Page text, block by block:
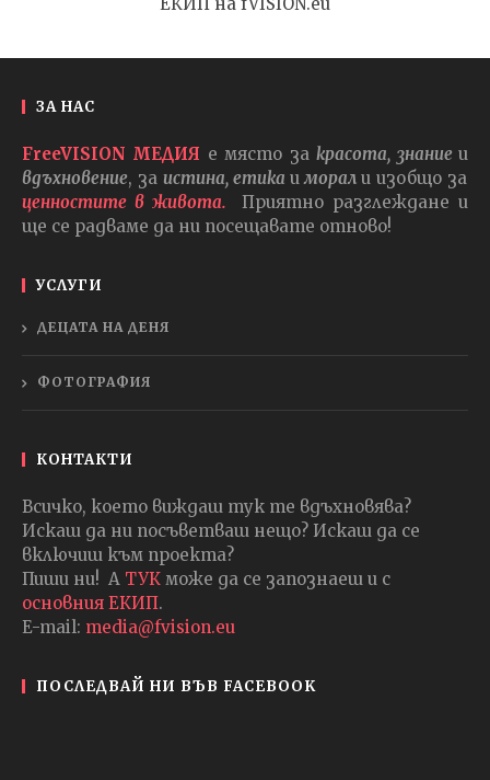
ЗА НАС
FreeVISION МЕДИЯ е място закрасота, знаниеи
вдъхновение, за истина, етика и морали изобщо за
ценностите в живота.
Приятно разглеждане и
ще се радваме да ни посещавате отново!
УСЛУГИ
ДЕЦАТА НА ДЕНЯ
ФОТОГРАФИЯ
КОНТАКТИ
Всичко, което виждаш тук те вдъхновява?
Искаш да ни посъветваш нещо? Искаш да се
включиш към проекта?
Пиши ни! А ТУК може да се запознаеш и с
основния ЕКИП.
E-mail: media@fvision.eu
ПОСЛЕДВАЙ НИ ВЪВ FACEBOOK